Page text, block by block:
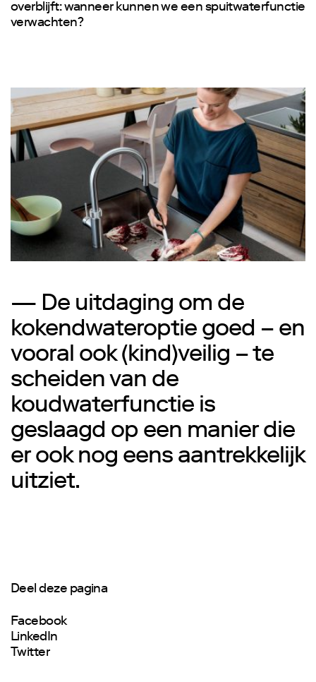
overblijft: wanneer kunnen we een spuitwaterfunctie
verwachten?
— De uitdaging om de
kokendwateroptie goed – en
vooral ook (kind)veilig – te
scheiden van de
koudwaterfunctie is
geslaagd op een manier die
er ook nog eens aantrekkelijk
uitziet.
Deel deze pagina
Facebook
LinkedIn
Twitter